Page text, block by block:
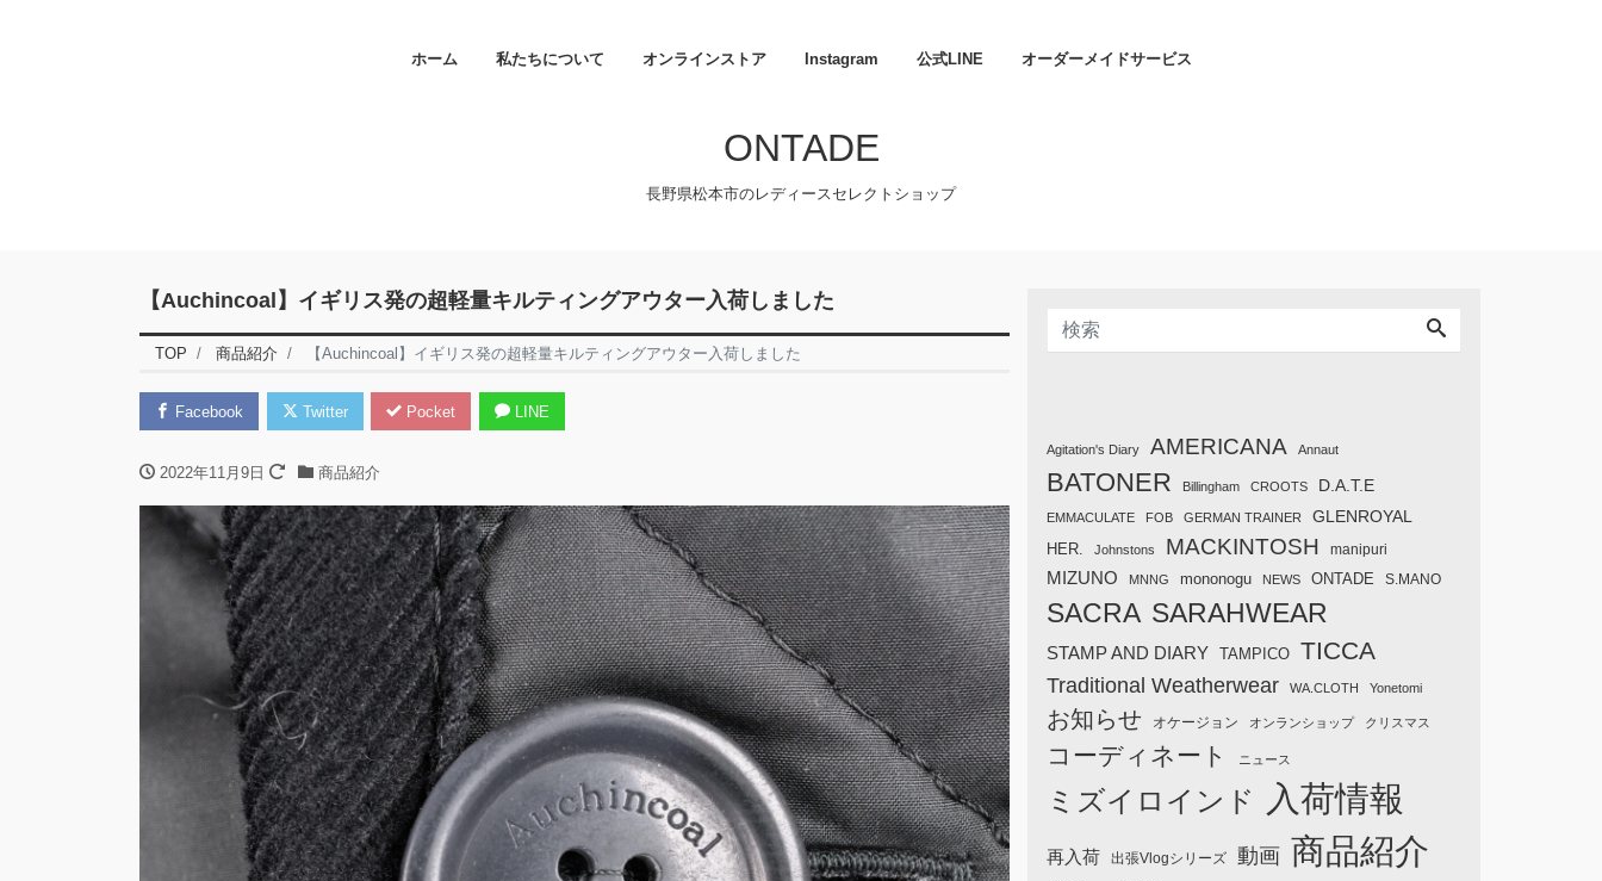
ホーム 私たちについて オンラインストア Instagram 公式LINE オーダーメイドサービス
ONTADE
長野県松本市のレディースセレクトショップ
【Auchincoal】イギリス発の超軽量キルティングアウター入荷しました
TOP 商品紹介 【Auchincoal】イギリス発の超軽量キルティングアウター入荷しました
Facebook Twitter Pocket LINE
2022年11月9日 商品紹介
Agitation's Diary AMERICANA Annaut
BATONER Billingham CROOTS D.A.T.E
EMMACULATE FOB GERMAN TRAINER GLENROYAL
HER. Johnstons MACKINTOSH manipuri
MIZUNO MNNG mononogu NEWS ONTADE S.MANO
SACRA SARAHWEAR
STAMP AND DIARY TAMPICO TICCA
Traditional Weatherwear WA.CLOTH Yonetomi
お知らせ オケージョン オンランショップ クリスマス
コーディネート ニュース
ミズイロインド 入荷情報
再入荷 出張Vlogシリーズ 動画 商品紹介